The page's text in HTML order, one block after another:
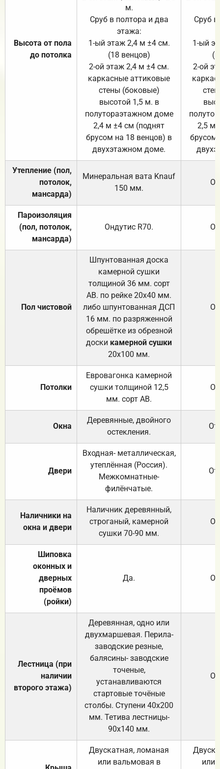
Высота от пола
до потолка
м.
Сруб в полтора и два
этажа:
1-ый этаж 2,4 м ±4 см.
(18 венцов)
2-ой этаж 2,4 м ±4 см.
каркасные аттиковые
стены (боковые)
высотой 1,5 м. в
полутораэтажном доме
2,4 м ±4 см (поднят
брусом на 18 венцов) в
двухэтажном доме.
Сруб
1-ый
2-ой
2,5 м
брусом
Утепление (пол,
потолок,
мансарда)
Минеральная вата Knauf
150 мм.
Пароизоляция
(пол, потолок,
мансарда)
Ондутис R70.
Пол чистовой
Шпунтованная доска
камерной сушки
толщиной 36 мм. сорт
АВ. по рейке 20х40 мм.
либо шпунтованная ДСП
16 мм. по разряженной
обрешётке из обрезной
доски камерной сушки
20х100 мм.
Потолки
Евровагонка камерной
сушки толщиной 12,5
мм. сорт АВ.
Окна
Деревянные, двойного
остекления.
Двери
Входная- металлическая,
утеплённая (Россия).
Межкомнатные-
филёнчатые.
Наличники на
окна и двери
Наличник деревянный,
строганый, камерной
сушки 70-90 мм.
Шиповка
оконных и
дверных
проёмов
(ройки)
Да.
Лестница (при
наличии
второго этажа)
Деревянная, одно или
двухмаршевая. Перила-
заводские резные,
балясины- заводские
точеные,
устанавливаются
стартовые точёные
столбы. Ступени 40х200
мм. Тетива лестницы-
90х140 мм.
Двускатная, ломаная
или вальмовая в
или